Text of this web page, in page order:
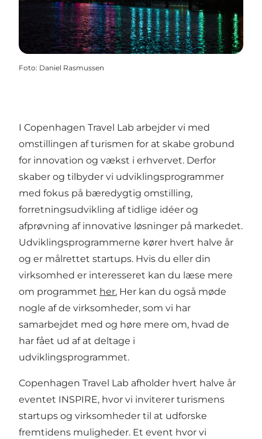
Foto: Daniel Rasmussen
I Copenhagen Travel Lab arbejder vi med
omstillingen af turismen for at skabe grobund
for innovation og vækst i erhvervet. Derfor
skaber og tilbyder vi udviklingsprogrammer
med fokus på bæredygtig omstilling,
forretningsudvikling af tidlige idéer og
afprøvning af innovative løsninger på markedet.
Udviklingsprogrammerne kører hvert halve år
og er målrettet startups. Hvis du eller din
virksomhed er interesseret kan du læse mere
om programmet her. Her kan du også møde
nogle af de virksomheder, som vi har
samarbejdet med og høre mere om, hvad de
har fået ud af at deltage i
udviklingsprogrammet.
Copenhagen Travel Lab afholder hvert halve år
eventet INSPIRE, hvor vi inviterer turismens
startups og virksomheder til at udforske
fremtidens muligheder. Et event hvor vi